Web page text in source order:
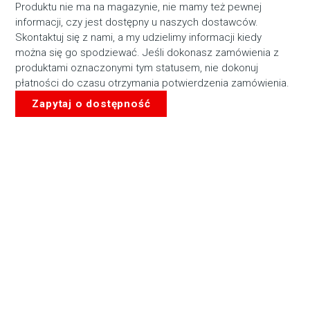
Produktu nie ma na magazynie, nie mamy też pewnej
informacji, czy jest dostępny u naszych dostawców.
Skontaktuj się z nami, a my udzielimy informacji kiedy
można się go spodziewać. Jeśli dokonasz zamówienia z
produktami oznaczonymi tym statusem, nie dokonuj
płatności do czasu otrzymania potwierdzenia zamówienia.
Zapytaj o dostępność